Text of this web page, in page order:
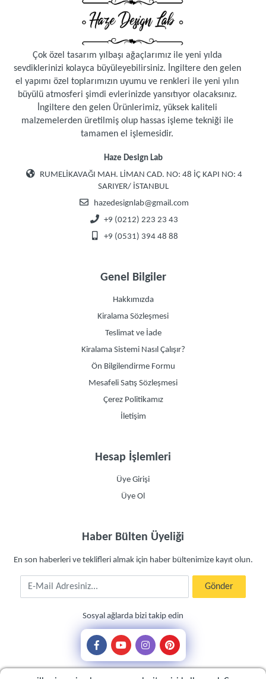
Çok özel tasarım yılbaşı ağaçlarımız ile yeni yılda
sevdiklerinizi kolayca büyüleyebilirsiniz. İngiltere den gelen
el yapımı özel toplarımızın uyumu ve renkleri ile yeni yılın
büyülü atmosferi şimdi evlerinizde yansıtıyor olacaksınız.
İngiltere den gelen Ürünlerimiz, yüksek kaliteli
malzemelerden üretilmiş olup hassas işleme tekniği ile
tamamen el işlemesidir.
Haze Design Lab
RUMELİKAVAĞI MAH. LİMAN CAD. NO: 48 İÇ KAPI NO: 4
SARIYER/ İSTANBUL
hazedesignlab@gmail.com
+9 (0212) 223 23 43
+9 (0531) 394 48 88
Genel Bilgiler
Hakkımızda
Kiralama Sözleşmesi
Teslimat ve İade
Kiralama Sistemi Nasıl Çalışır?
Ön Bilgilendirme Formu
Mesafeli Satış Sözleşmesi
Çerez Politikamız
İletişim
Hesap İşlemleri
Üye Girişi
Üye Ol
Haber Bülten Üyeliği
En son haberleri ve teklifleri almak için haber bültenimize kayıt olun.
E-Mail Adresiniz Gönder
Sosyal ağlarda bizi takip edin